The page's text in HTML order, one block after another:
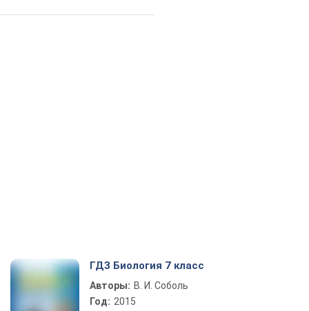
ГДЗ Биология 7 класс
Авторы: В. И. Соболь
Год: 2015